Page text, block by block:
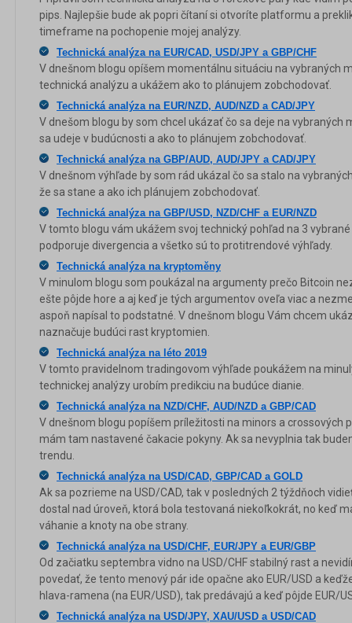
pips. Najlepšie bude ak popri čítaní si otvoríte platformu a
timeframe na pochopenie mojej analýzy.
Technická analýza na EUR/CAD, USD/JPY a GBP/CHF
V dnešnom blogu opíšem momentálnu situáciu na vybraných
technická analýzu a ukážem ako to plánujem zobchodovať.
Technická analýza na EUR/NZD, AUD/NZD a CAD/JPY
V dnešom blogu by som chcel ukázať čo sa deje na vybraných
sa udeje v budúcnosti a ako to plánujem zobchodovať.
Technická analýza na GBP/AUD, AUD/JPY a CAD/JPY
V dnešnom výhľade by som rád ukázal čo sa stalo na
že sa stane a ako ich plánujem zobchodovať.
Technická analýza na GBP/USD, NZD/CHF a EUR/NZD
V tomto blogu vám ukážem svoj technický pohľad na 3
podporuje divergencia a všetko sú to protitrendové výhľady.
Technická analýza na kryptoměny
V minulom blogu som poukázal na argumenty prečo Bitcoin
ešte pôjde hore a aj keď je tých argumentov oveľa viac a
aspoň napísal to podstatné. V dnešnom blogu Vám chcem
naznačuje budúci rast kryptomien.
Technická analýza na léto 2019
V tomto pravidelnom tradingovom výhľade poukážem na
technickej analýzy urobím predikciu na budúce dianie.
Technická analýza na NZD/CHF, AUD/NZD a GBP/CAD
V dnešnom blogu popíšem príležitosti na minors a crossových
mám tam nastavené čakacie pokyny. Ak sa nevyplnia tak
trendu.
Technická analýza na USD/CAD, GBP/CAD a GOLD
Ak sa pozrieme na USD/CAD, tak v posledných 2 týždňoch
dostal nad úroveň, ktorá bola testovaná niekoľkokrát, no keď
váhanie a knoty na obe strany.
Technická analýza na USD/CHF, EUR/JPY a EUR/GBP
Od začiatku septembra vidno na USD/CHF stabilný rast a
povedať, že tento menový pár ide opačne ako EUR/USD a
hlava-ramena (na EUR/USD), tak predávajú a keď pôjde EUR/
Technická analýza na USD/JPY, XAU/USD a USD/CAD